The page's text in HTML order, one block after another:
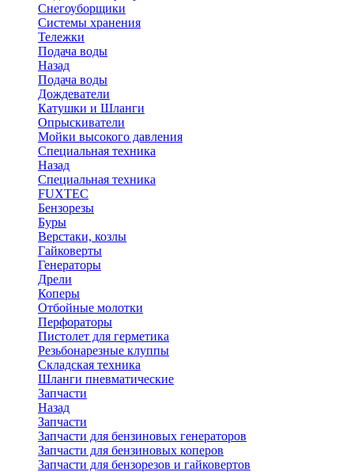
Снегоуборщики
Системы хранения
Тележки
Подача воды
Назад
Подача воды
Дождеватели
Катушки и Шланги
Опрыскиватели
Мойки высокого давления
Специальная техника
Назад
Специальная техника
FUXTEC
Бензорезы
Буры
Верстаки, козлы
Гайковерты
Генераторы
Дрели
Коперы
Отбойные молотки
Перфораторы
Пистолет для герметика
Резьбонарезные клуппы
Складская техника
Шланги пневматические
Запчасти
Назад
Запчасти
Запчасти для бензиновых генераторов
Запчасти для бензиновых коперов
Запчасти для бензорезов и гайковертов